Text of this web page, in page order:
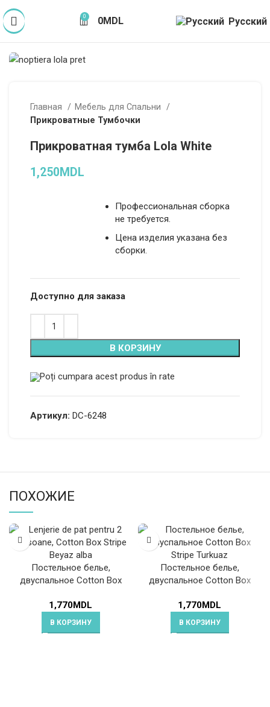
0 0MDL Русский
Главная
Мебель для Спальни
Прикроватные Тумбочки
Прикроватная тумба Lola White
1,250MDL
Профессиональная сборка
не требуется.
Цена изделия указана без
сборки.
Доступно для заказа
В КОРЗИНУ
Poți cumpara acest produs în rate
Артикул: DC-6248
ПОХОЖИЕ
Постельное белье,
двуспальное Cotton Box
1,770MDL
В КОРЗИНУ
Постельное белье,
двуспальное Cotton Box
1,770MDL
В КОРЗИНУ